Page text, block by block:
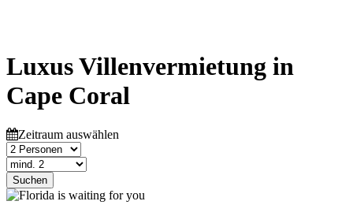
Luxus Villenvermietung in
Cape Coral
Zeitraum auswählen
Suchen